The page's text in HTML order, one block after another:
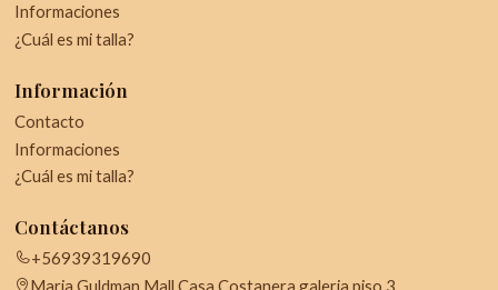
Informaciones
¿Cuál es mi talla?
Información
Contacto
Informaciones
¿Cuál es mi talla?
Contáctanos
+56939319690
Maria Guldman Mall Casa Costanera galeria piso 3